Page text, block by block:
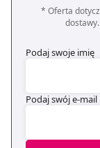
* Oferta
Podaj swoje imię
Podaj swój e-mail